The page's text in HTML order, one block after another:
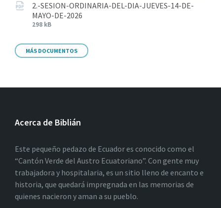
2.-SESION-ORDINARIA-DEL-DIA-JUEVES-14-DE-
MAYO-DE-2026
298 kB
MÁS DOCUMENTOS
Acerca de Biblián
Este pequeño pedazo de Ecuador es conocido como el
“Cantón Verde del Austro Ecuatoriano”. Con gente muy
trabajadora y hospitalaria, es un sitio lleno de encanto e
historia, que quedará impregnada en las memorias de
quienes nacieron y aman a su pueblo.